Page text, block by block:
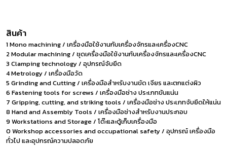
สินค้า
1 Mono machining / เครื่องมือใช้งานกับเครื่องจักรและเครื่องCNC
2 Modular machining / ชุดเครื่องมือใช้งานกับเครื่องจักรและเครื่องCNC
3 Clamping technology / อุปกรณ์จับยึด
4 Metrology / เครื่องมือวัด
5 Grinding and Cutting / เครื่องมือสำหรับงานขัด เจียร และตกแต่งผิว
6 Fastening tools for screws / เครื่องมือช่าง ประเภทขันแน่น
7 Gripping, cutting, and striking tools / เครื่องมือช่าง ประเภทจับยึดให้แน่น
8 Hand and Assembly Tools / เครื่องมือช่างสำหรับงานประกอบ
9 Workstations and Storage / โต๊ะและตู้เก็บเครื่องมือ
0 Workshop accessories and occupational safety / อุปกรณ์ เครื่องมือ
ทั่วไป และอุปกรณ์ความปลอดภัย